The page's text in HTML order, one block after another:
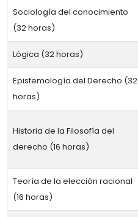
Sociología del conocimiento
(32 horas)
Lógica (32 horas)
Epistemología del Derecho (32
horas)
Historia de la Filosofía del
derecho (16 horas)
Teoría de la elección racional
(16 horas)